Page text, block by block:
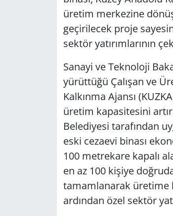
üretim merkezine
geçirilecek proje
sektör yatırımlarının
Sanayi ve Teknoloji
yürüttüğü Çalışan ve
Kalkınma Ajansı
üretim kapasitesini
Belediyesi tarafından
eski cezaevi binası
100 metrekare kapalı
en az 100 kişiye
tamamlanarak üretime
ardından özel sektör